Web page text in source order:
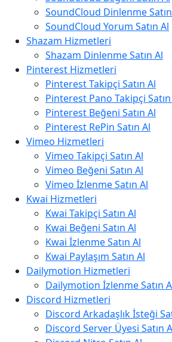
SoundCloud Dinlenme
SoundCloud Yorum Satın Al
Shazam Hizmetleri
Shazam Dinlenme Satın Al
Pinterest Hizmetleri
Pinterest Takipçi Satın Al
Pinterest Pano Takipçi
Pinterest Beğeni Satın Al
Pinterest RePin Satın Al
Vimeo Hizmetleri
Vimeo Takipçi Satın Al
Vimeo Beğeni Satın Al
Vimeo İzlenme Satın Al
Kwai Hizmetleri
Kwai Takipçi Satın Al
Kwai Beğeni Satın Al
Kwai İzlenme Satın Al
Kwai Paylaşım Satın Al
Dailymotion Hizmetleri
Dailymotion İzlenme Satın
Discord Hizmetleri
Discord Arkadaşlık İsteği
Discord Server Üyesi Satın